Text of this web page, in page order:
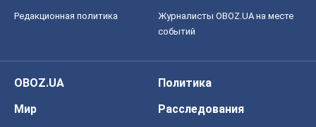
Редакционная политика
Журналисты OBOZ.UA на месте
событий
OBOZ.UA
Политика
Мир
Расследования